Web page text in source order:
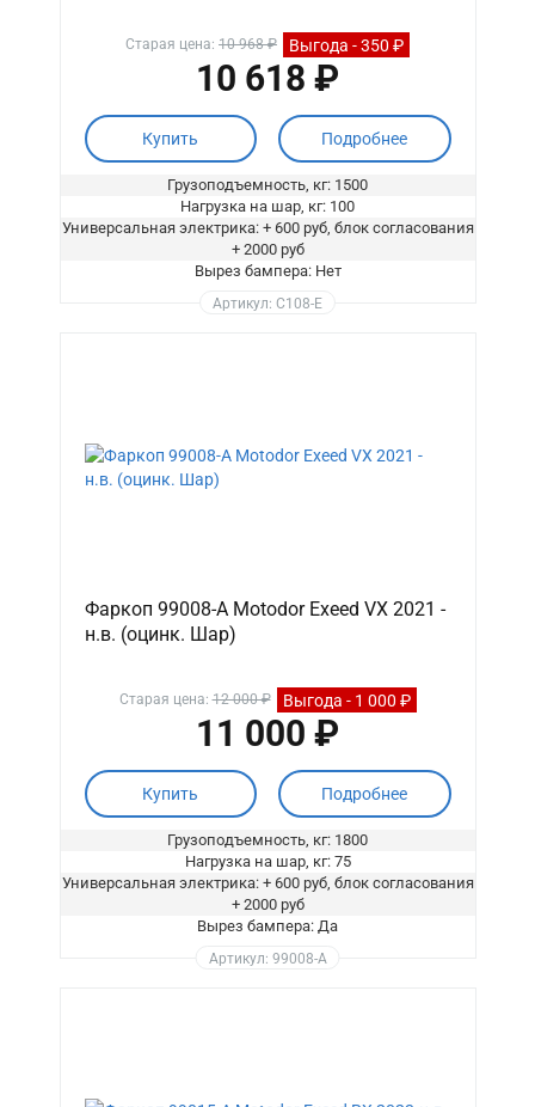
Старая цена: 10 968 ₽ Выгода - 350 ₽
10 618 ₽
Купить Подробнее
Грузоподъемность, кг: 1500
Нагрузка на шар, кг: 100
Универсальная электрика: + 600 руб, блок согласования
+ 2000 руб
Вырез бампера: Нет
Артикул: C108-E
Фаркоп 99008-A Motodor Exeed VX 2021 -
н.в. (оцинк. Шар)
Старая цена:12 000 ₽ Выгода - 1 000 ₽
11 000 ₽
Купить Подробнее
Грузоподъемность, кг: 1800
Нагрузка на шар, кг: 75
Универсальная электрика: + 600 руб, блок согласования
+ 2000 руб
Вырез бампера: Да
Артикул: 99008-A